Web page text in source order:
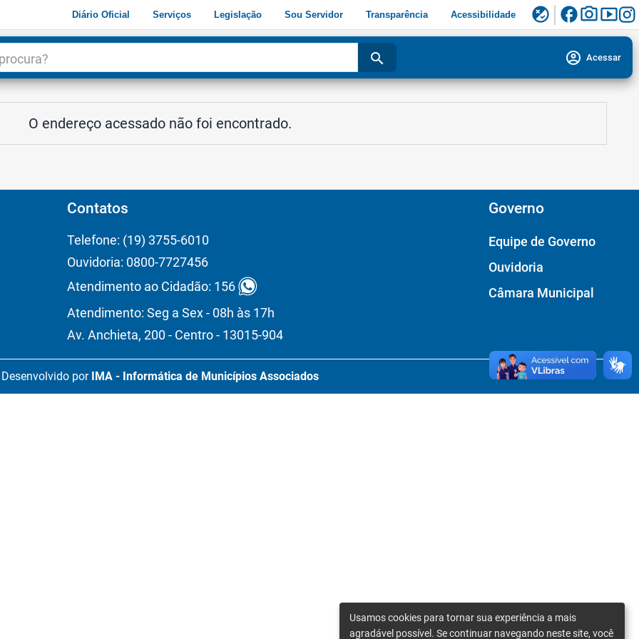
Diário Oficial Serviços Legislação Sou Servidor Transparência Acessibilidade flaky facebookphoto_camerasmart_display
search account_circle Acessar
O endereço acessado não foi encontrado.
Contatos
Telefone: (19) 3755-6010
Ouvidoria: 0800-7727456
Atendimento ao Cidadão: 156
Atendimento: Seg a Sex - 08h às 17h
Av. Anchieta, 200 - Centro - 13015-904
Governo
Equipe de Governo
Ouvidoria
Câmara Municipal
Desenvolvido por IMA - Informática de Municípios Associados
Usamos cookies para tornar sua experiência a mais
agradável possível. Se continuar navegando neste site, você